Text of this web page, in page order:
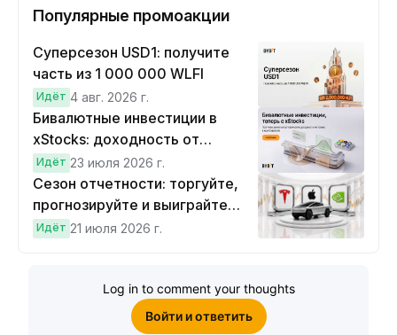
Популярные промоакции
Суперсезон USD1: получите
часть из 1 000 000 WLFI
Идёт 4 авг. 2026 г.
Бивалютные инвестиции в
xStocks: доходность от
прогнозов
Идёт 23 июля 2026 г.
Сезон отчетности: торгуйте,
прогнозируйте и выиграйте
Cybertruck!
Идёт 21 июля 2026 г.
Log in to comment your thoughts
Войти и ответить